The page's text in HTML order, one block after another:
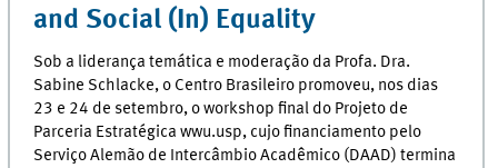
and Social (In) Equality
Sob a liderança temática e moderação da Profa. Dra.
Sabine Schlacke, o Centro Brasileiro promoveu, nos dias
23 e 24 de setembro, o workshop final do Projeto de
Parceria Estratégica wwu.usp, cujo financiamento pelo
Serviço Alemão de Intercâmbio Acadêmico (DAAD) termina